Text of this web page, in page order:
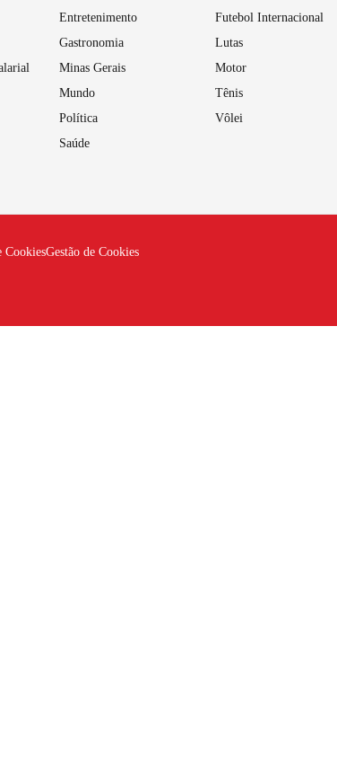
Entretenimento
Gastronomia
Minas Gerais
Mundo
Política
Saúde
Futebol Internacional
Lutas
Motor
Tênis
Vôlei
CookiesGestão de Cookies